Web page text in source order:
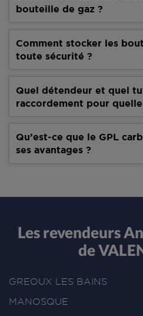
bouteille de gaz ?
Comment stocker les
toute sécurité ?
Quel détendeur et quel
raccordement pour
Qu’est-ce que le GPL
ses avantages ?
Les revendeurs
de
GREOUX LES BAINS
MANOSQUE